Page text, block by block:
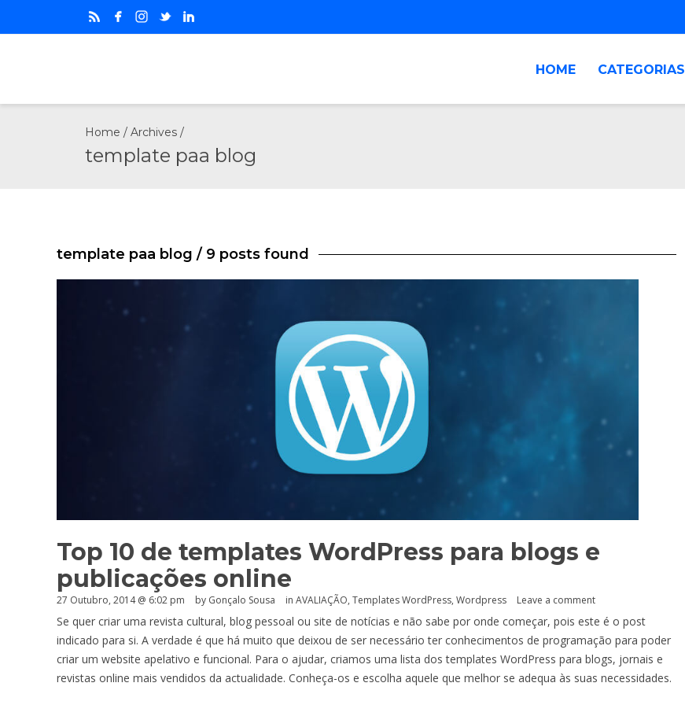
HOME CATEGORIAS
Home / Archives /
template paa blog
template paa blog / 9 posts found
Top 10 de templates WordPress para blogs e
publicações online
27 Outubro, 2014 @ 6:02 pm by Gonçalo Sousa in AVALIAÇÃO, Templates WordPress, Wordpress Leave a comment
Se quer criar uma revista cultural, blog pessoal ou site de notícias e não sabe por onde começar, pois este é o post
indicado para si. A verdade é que há muito que deixou de ser necessário ter conhecimentos de programação para poder
criar um website apelativo e funcional. Para o ajudar, criamos uma lista dos templates WordPress para blogs, jornais e
revistas online mais vendidos da actualidade. Conheça-os e escolha aquele que melhor se adequa às suas necessidades.